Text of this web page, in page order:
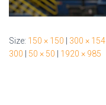
Size: 150 × 150 300 × 154
300
50 × 50 1920 × 985